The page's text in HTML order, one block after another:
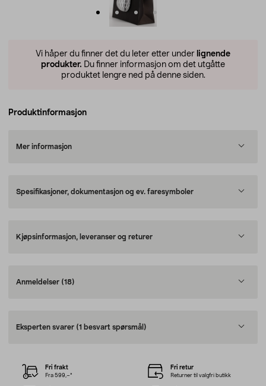
Vi håper du finner det du leter etter under lignende
produkter. Du finner informasjon om det utgåtte
produktet lengre ned på denne siden.
Produktinformasjon
Mer informasjon
Spesifikasjoner, dokumentasjon og ev. faresymboler
Kjøpsinformasjon, leveranser og returer
Anmeldelser (18)
Eksperten svarer (1 besvart spørsmål)
Fri frakt
Fra 599,–*
Fri retur
Returner til valgfri butikk